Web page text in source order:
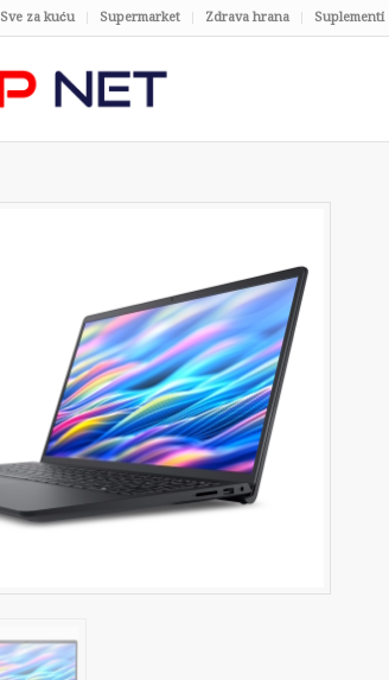
Sve za kuću Supermarket Zdrava hrana Suplementi